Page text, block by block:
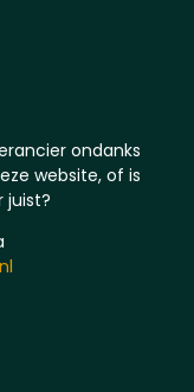
ondanks
website, of is
juist?